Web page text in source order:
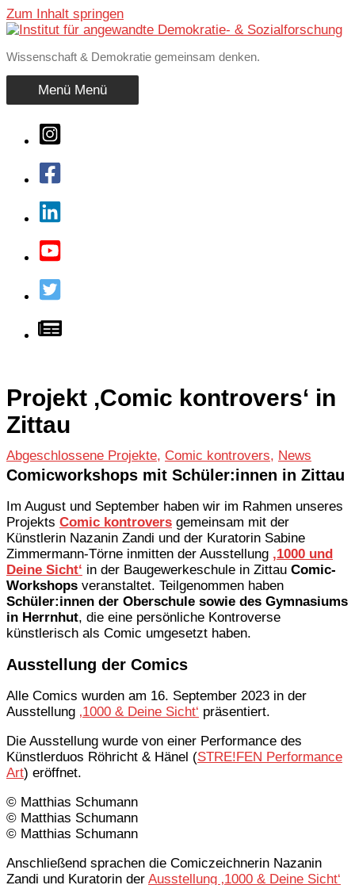
Zum Inhalt springen
Wissenschaft & Demokratie gemeinsam denken.
Menü Menü
Projekt ‚Comic kontrovers‘ in
Zittau
Abgeschlossene Projekte, Comic kontrovers, News
Comicworkshops mit Schüler:innen in Zittau
Im August und September haben wir im Rahmen unseres
Projekts Comic kontrovers gemeinsam mit der
Künstlerin Nazanin Zandi und der Kuratorin Sabine
Zimmermann-Törne inmitten der Ausstellung ‚1000 und
Deine Sicht‘ in der Baugewerkeschule in Zittau Comic-
Workshops veranstaltet. Teilgenommen haben
Schüler:innen der Oberschule sowie des Gymnasiums
in Herrnhut, die eine persönliche Kontroverse
künstlerisch als Comic umgesetzt haben.
Ausstellung der Comics
Alle Comics wurden am 16. September 2023 in der
Ausstellung ‚1000 & Deine Sicht‘ präsentiert.
Die Ausstellung wurde von einer Performance des
Künstlerduos Röhricht & Hänel (STRE!FEN Performance
Art) eröffnet.
© Matthias Schumann
© Matthias Schumann
© Matthias Schumann
Anschließend sprachen die Comiczeichnerin Nazanin
Zandi und Kuratorin der Ausstellung ‚1000 & Deine Sicht‘